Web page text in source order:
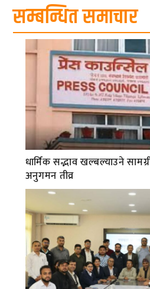
सम्बन्धित समाचार
धार्मिक सद्भाव खल्बल्याउने
अनुगमन तीव्र